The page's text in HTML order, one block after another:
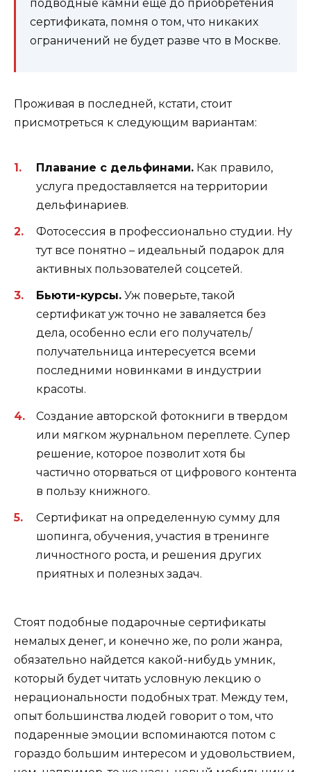
подводныe камни еще до приобретения
сертификата, помня о том, что никаких
ограничений не будет разве что в Москве.
Проживая в последней, кстати, стоит
присмотреться к следующим вариантам:
Плавание с дельфинами. Как правило,
услуга предоставляется на территории
дельфинариев.
Фотосессия в профессионально студии. Ну
тут все понятно – идеальный подарок для
активных пользователей соцсетей.
Бьюти-курсы. Уж поверьте, такой
сертификат уж точно не заваляется без
дела, особенно если его получатель/
получательница интересуется всеми
последними новинками в индустрии
красоты.
Создание авторской фотокниги в твердом
или мягком журнальном переплете. Супер
решение, которое позволит хотя бы
частично оторваться от цифрового контента
в пользу книжного.
Сертификат на определенную сумму для
шопинга, обучения, участия в тренинге
личностного роста, и решения других
приятных и полезных задач.
Стоят подобные подарочные сертификаты
немалых денег, и конечно же, по роли жанра,
обязательно найдется какой-нибудь умник,
который будет читать условную лекцию о
нерациональности подобных трат. Между тем,
опыт большинства людей говорит о том, что
подаренные эмоции вспоминаются потом с
гораздо большим интересом и удовольствием,